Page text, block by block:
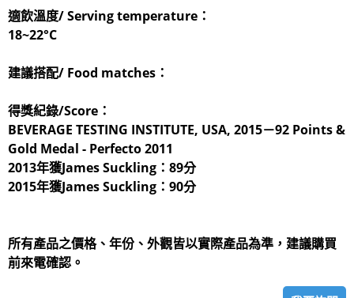
適飲溫度/ Serving temperature：
18~22°C
建議搭配/ Food matches：
得獎紀錄/Score：
BEVERAGE TESTING INSTITUTE, USA, 2015－92 Points &
Gold Medal - Perfecto 2011
2013年獲James Suckling：89分
2015年獲James Suckling：90分
所有產品之價格、年份、外觀皆以實際產品為準，建議購買
前來電確認。